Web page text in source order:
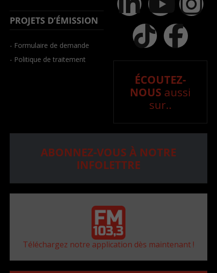
PROJETS D’ÉMISSION
- Formulaire de demande
- Politique de traitement
ÉCOUTEZ-
NOUS aussi
sur..
ABONNEZ-VOUS À NOTRE
INFOLETTRE
Téléchargez notre application dès maintenant !